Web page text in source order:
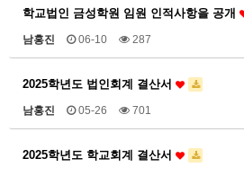
학교법인 금성학원 임원 인적사항을 공개
남홍진 06-10 287
2025학년도 법인회계 결산서
남홍진 05-26 701
2025학년도 학교회계 결산서